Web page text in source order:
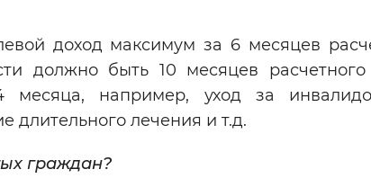
доход максимум за 6 месяцев
должно быть 10 месяцев
месяца, например, уход за
длительного лечения и т.д.
граждан?